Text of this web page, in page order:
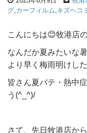
グ カーフィルム キズヘコ
こんにちは😊牧港店
なんだか夏みたいな
より早く梅雨明けし
皆さん夏バテ・熱中
う(^_^)/
さて、先日牧港店か